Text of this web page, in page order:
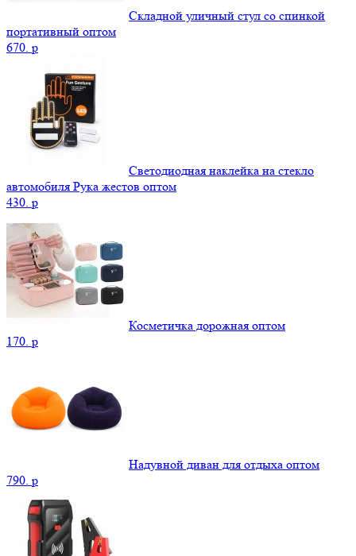
Складной уличный стул со спинкой
портативный оптом
670. p
Светодиодная наклейка на стекло
автомобиля Рука жестов оптом
430. p
Косметичка дорожная оптом
170. p
Надувной диван для отдыха оптом
790. p